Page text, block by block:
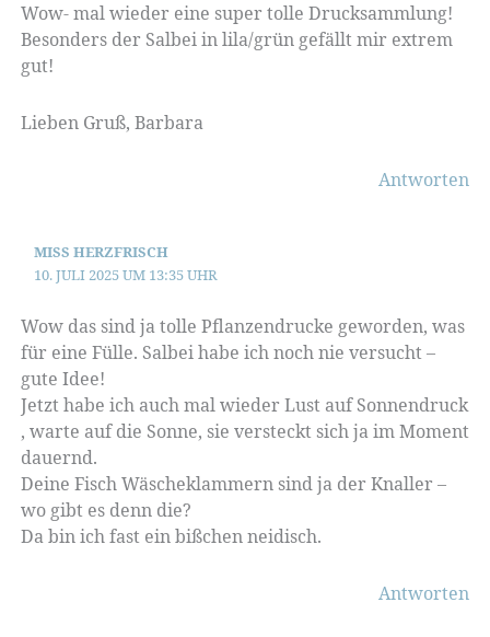
Wow- mal wieder eine super tolle Drucksammlung!
Besonders der Salbei in lila/grün gefällt mir extrem
gut!
Lieben Gruß, Barbara
Antworten
MISS HERZFRISCH
10. JULI 2025 UM 13:35 UHR
Wow das sind ja tolle Pflanzendrucke geworden, was
für eine Fülle. Salbei habe ich noch nie versucht –
gute Idee!
Jetzt habe ich auch mal wieder Lust auf Sonnendruck
, warte auf die Sonne, sie versteckt sich ja im Moment
dauernd.
Deine Fisch Wäscheklammern sind ja der Knaller –
wo gibt es denn die?
Da bin ich fast ein bißchen neidisch.
Antworten